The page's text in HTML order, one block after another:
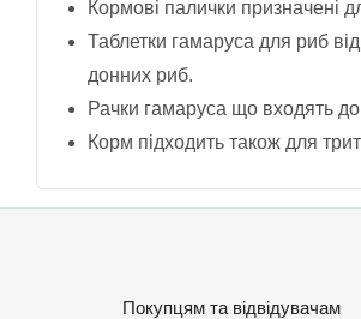
Кормові палички призначені
Таблетки гамаруса для риб
донних риб.
Рачки гамаруса що входять
Корм підходить також для
Покупцям та відвідувачам